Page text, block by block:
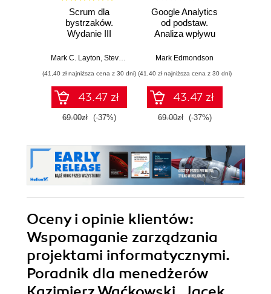
Scrum dla
bystrzaków.
Wydanie III
Mark C. Layton, Steven J. Ostermiller , Dean J. Kynaston
(41,40 zł najniższa cena z 30 dni)
43.47 zł
69.00zł (-37%)
Google Analytics
od podstaw.
Analiza wpływu
wyznaczanie
Mark Edmondson
(41,40 zł najniższa cena z 30 dni)
43.47 zł
69.00zł (-37%)
Oceny i opinie klientów:
Wspomaganie zarządzania
projektami informatycznymi.
Poradnik dla menedżerów